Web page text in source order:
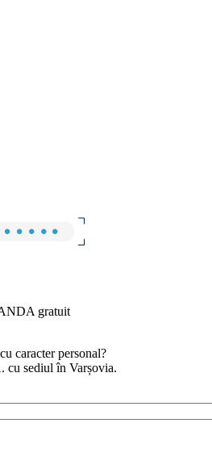
gratuit
caracter personal?
sediul în Varșovia.